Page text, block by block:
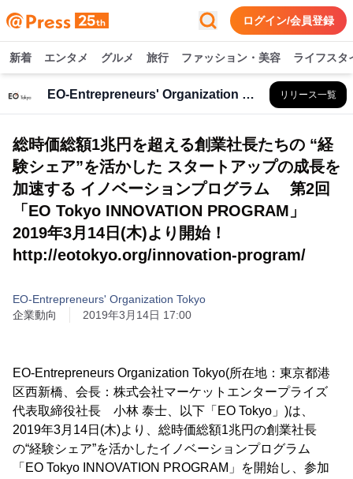
ログイン/会員登録
新着 エンタメ グルメ 旅行 ファッション・美容 ライフスタ
EO-Entrepreneurs' Organization Tokyo リリース一覧
総時価総額1兆円を超える創業社長たちの “経
験シェア”を活かした スタートアップの成長を
加速する イノベーションプログラム 第2回
「EO Tokyo INNOVATION PROGRAM」
2019年3月14日(木)より開始！
http://eotokyo.org/innovation-program/
EO-Entrepreneurs' Organization Tokyo
企業動向
2019年3月14日 17:00
EO-Entrepreneurs Organization Tokyo(所在地：東京都港
区西新橋、会長：株式会社マーケットエンタープライズ
代表取締役社長 小林 泰士、以下「EO Tokyo」)は、
2019年3月14日(木)より、総時価総額1兆円の創業社長
の“経験シェア”を活かしたイノベーションプログラム
「EO Tokyo INNOVATION PROGRAM」を開始し、参加